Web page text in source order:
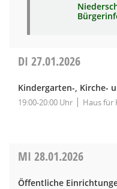
DI 27.01.2026
Kindergarten-, Kirche-
19:00-20:00 Uhr Haus für
MI 28.01.2026
Öffentliche